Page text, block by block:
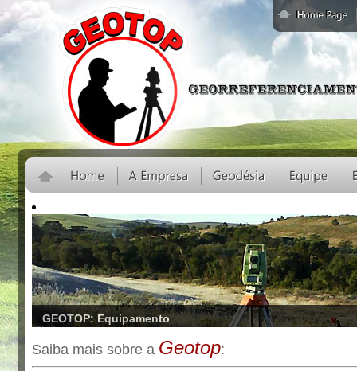
GEOTOP: Equipamento
Saiba mais sobre a Geotop: